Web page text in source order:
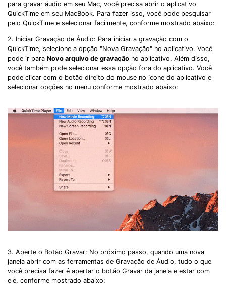
para gravar áudio em seu Mac, você precisa abrir o aplicativo
QuickTime em seu MacBook. Para fazer isso, você pode pesquisar
pelo QuickTime e selecionar facilmente, conforme mostrado abaixo:
2. Iniciar Gravação de Áudio: Para iniciar a gravação com o
QuickTime, selecione a opção "Nova Gravação" no aplicativo. Você
pode ir para Novo arquivo de gravação no aplicativo. Além disso,
você também pode selecionar essa opção fora do aplicativo. Você
pode clicar com o botão direito do mouse no ícone do aplicativo e
selecionar opções no menu conforme mostrado abaixo:
3. Aperte o Botão Gravar: No próximo passo, quando uma nova
janela abrir com as ferramentas de Gravação de Áudio, tudo o que
você precisa fazer é apertar o botão Gravar da janela e estar com
ele, conforme mostrado abaixo: